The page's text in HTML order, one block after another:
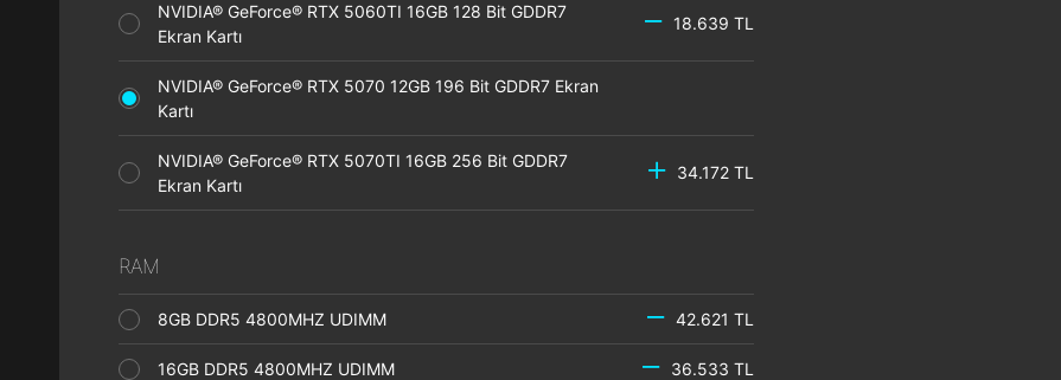
NVIDIA® GeForce® RTX 5060TI 16GB 128 Bit GDDR7
Ekran Kartı
18.639 TL
NVIDIA® GeForce® RTX 5070 12GB 196 Bit GDDR7 Ekran
Kartı
NVIDIA® GeForce® RTX 5070TI 16GB 256 Bit GDDR7
Ekran Kartı
34.172 TL
RAM
8GB DDR5 4800MHZ UDIMM 42.621 TL
16GB DDR5 4800MHZ UDIMM 36.533 TL